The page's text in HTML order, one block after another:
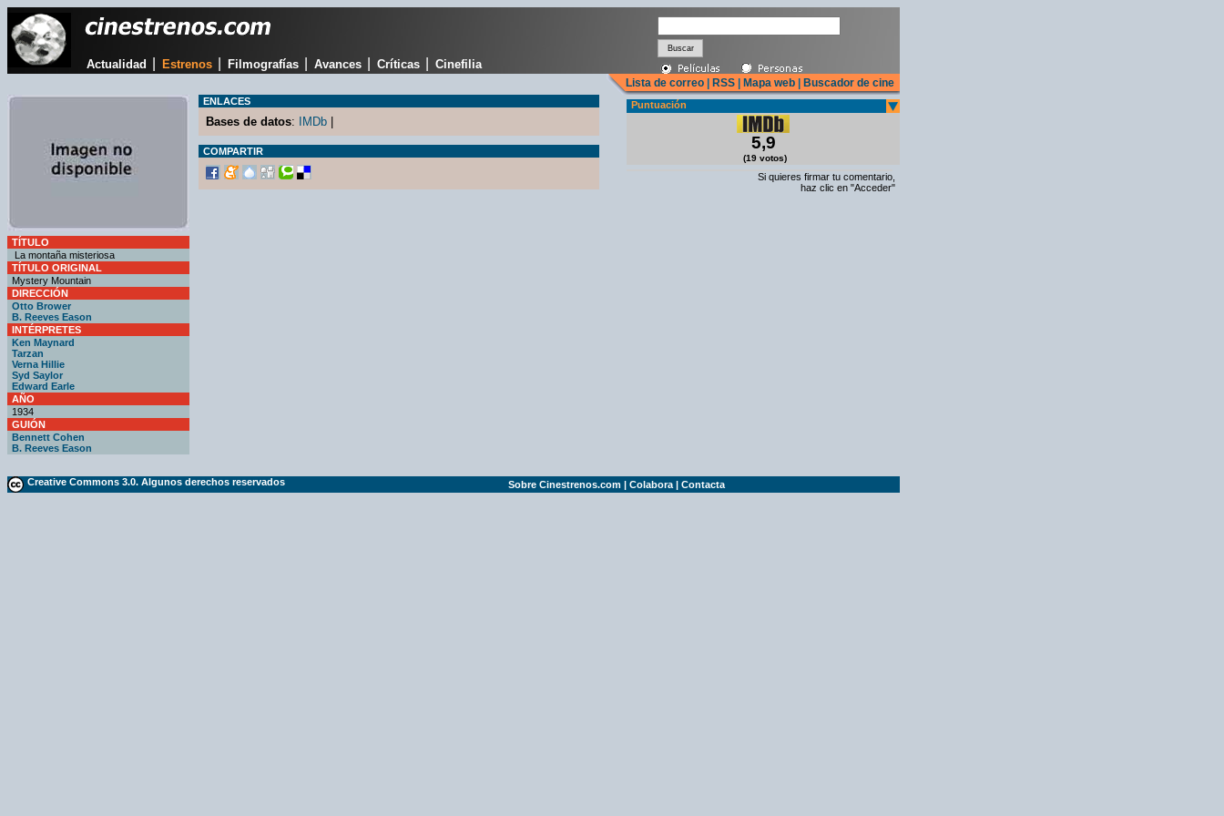
Actualidad Estrenos Filmografías Avances Críticas Cinefilia
Lista de correo RSS Mapa web Buscador de cine
TÍTULO
La montaña misteriosa
TÍTULO ORIGINAL
Mystery Mountain
DIRECCIÓN
Otto Brower
B. Reeves Eason
INTÉRPRETES
Ken Maynard
Tarzan
Verna Hillie
Syd Saylor
Edward Earle
AÑO
1934
GUIÓN
Bennett Cohen
B. Reeves Eason
ENLACES
Bases de datos: IMDb
COMPARTIR
Puntuación
5,9
(19 votos)
Si quieres firmar tu comentario,
haz clic en "Acceder"
Creative Commons 3.0. Algunos derechos reservados Sobre Cinestrenos.com | Colabora | Contacta